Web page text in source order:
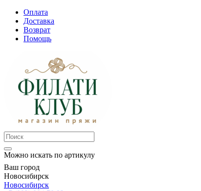
Оплата
Доставка
Возврат
Помощь
Можно искать по артикулу
Ваш город
Новосибирск
Новосибирск